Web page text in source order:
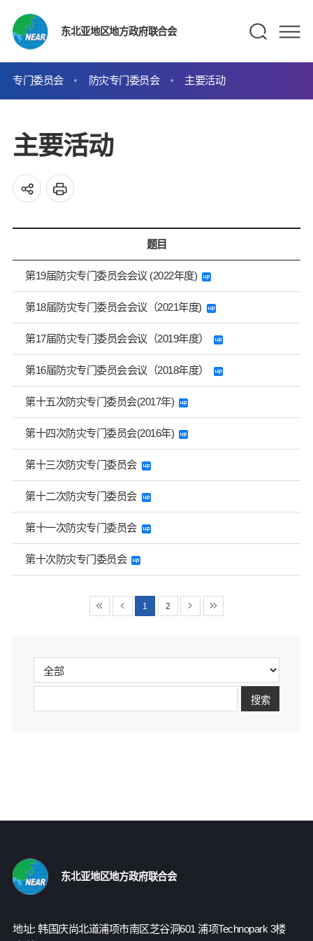
东北亚地区地方政府联合会
专门委员会 防灾专门委员会 主要活动
主要活动
题目
第19届防灾专门委员会会议 (2022年度)
第18届防灾专门委员会会议（2021年度)
第17届防灾专门委员会会议（2019年度）
第16届防灾专门委员会会议（2018年度）
第十五次防灾专门委员会(2017年)
第十四次防灾专门委员会(2016年)
第十三次防灾专门委员会
第十二次防灾专门委员会
第十一次防灾专门委员会
第十次防灾专门委员会
1 2
搜索
东北亚地区地方政府联合会
地址: 韩国庆尚北道浦项市南区芝谷洞601 浦项Technopark 3楼